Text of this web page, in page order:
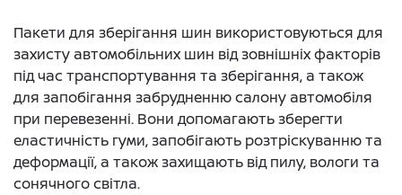
Пакети для зберігання шин використовуються для
захисту автомобільних шин від зовнішніх факторів
під час транспортування та зберігання, а також
для запобігання забрудненню салону автомобіля
при перевезенні. Вони допомагають зберегти
еластичність гуми, запобігають розтріскуванню та
деформації, а також захищають від пилу, вологи та
сонячного світла.